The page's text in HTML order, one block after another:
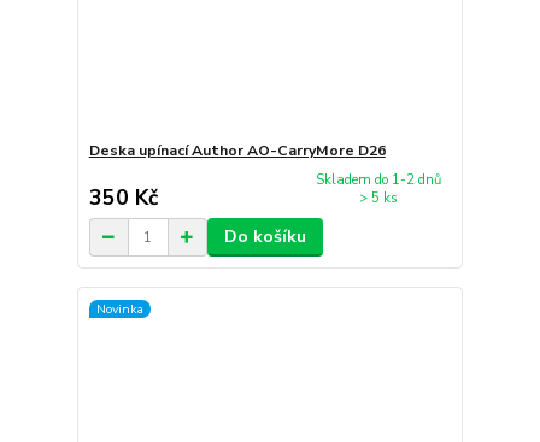
Deska upínací Author AO-CarryMore D26
350 Kč
Skladem do 1-2 dnů
> 5 ks
Do košíku
Novinka